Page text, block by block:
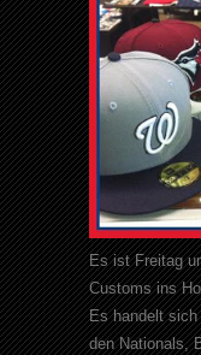
Es ist Freitag
Customs ins
Es handelt
den Nationals,